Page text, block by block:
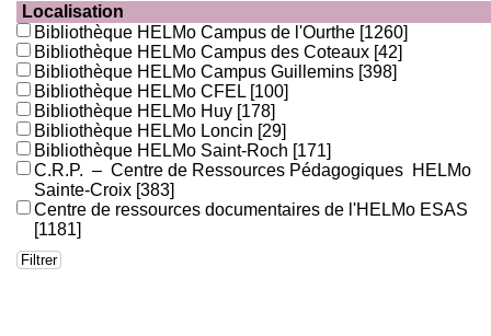
Localisation
Bibliothèque HELMo Campus de l'Ourthe [1260]
Bibliothèque HELMo Campus des Coteaux [42]
Bibliothèque HELMo Campus Guillemins [398]
Bibliothèque HELMo CFEL [100]
Bibliothèque HELMo Huy [178]
Bibliothèque HELMo Loncin [29]
Bibliothèque HELMo Saint-Roch [171]
C.R.P. – Centre de Ressources Pédagogiques HELMo
Sainte-Croix [383]
Centre de ressources documentaires de l'HELMo ESAS
[1181]